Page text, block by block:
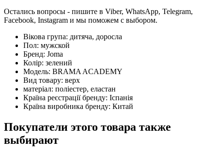
Остались вопросы - пишите в Viber, WhatsApp, Telegram,
Facebook, Instagram и мы поможем с выбором.
Вікова група: дитяча, доросла
Пол: мужской
Бренд: Joma
Колір: зелений
Модель: BRAMA ACADEMY
Вид товару: верх
матеріал: поліестер, еластан
Країна реєстрації бренду: Іспанія
Країна виробника бренду: Китай
Покупатели этого товара также
выбирают